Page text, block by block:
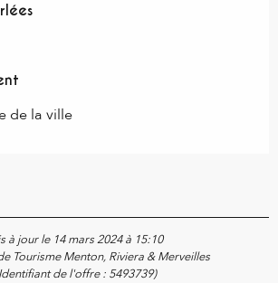
de la ville
à jour le 14 mars 2024 à 15:10
Tourisme Menton, Riviera & Merveilles
de l'offre : 5493739)